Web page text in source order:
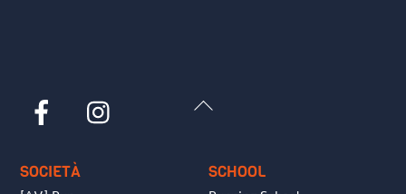
Back
Facebook
SOCIETÀ SCHOOL